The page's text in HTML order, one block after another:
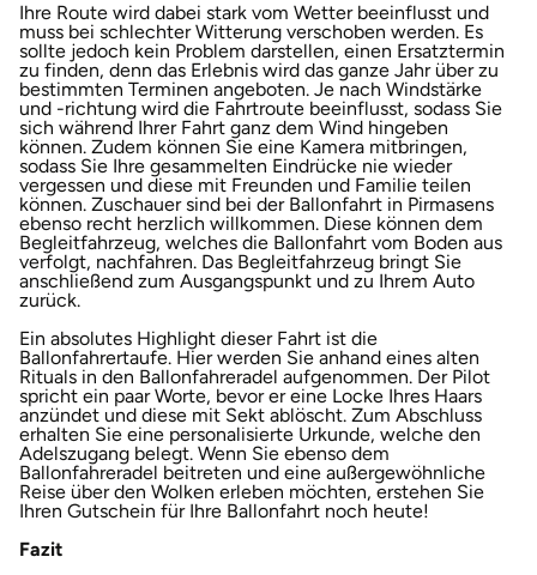
Ihre Route wird dabei stark vom Wetter beeinflusst und
muss bei schlechter Witterung verschoben werden. Es
sollte jedoch kein Problem darstellen, einen Ersatztermin
zu finden, denn das Erlebnis wird das ganze Jahr über zu
bestimmten Terminen angeboten. Je nach Windstärke
und -richtung wird die Fahrtroute beeinflusst, sodass Sie
sich während Ihrer Fahrt ganz dem Wind hingeben
können. Zudem können Sie eine Kamera mitbringen,
sodass Sie Ihre gesammelten Eindrücke nie wieder
vergessen und diese mit Freunden und Familie teilen
können. Zuschauer sind bei der Ballonfahrt in Pirmasens
ebenso recht herzlich willkommen. Diese können dem
Begleitfahrzeug, welches die Ballonfahrt vom Boden aus
verfolgt, nachfahren. Das Begleitfahrzeug bringt Sie
anschließend zum Ausgangspunkt und zu Ihrem Auto
zurück.
Ein absolutes Highlight dieser Fahrt ist die
Ballonfahrertaufe. Hier werden Sie anhand eines alten
Rituals in den Ballonfahreradel aufgenommen. Der Pilot
spricht ein paar Worte, bevor er eine Locke Ihres Haars
anzündet und diese mit Sekt ablöscht. Zum Abschluss
erhalten Sie eine personalisierte Urkunde, welche den
Adelszugang belegt. Wenn Sie ebenso dem
Ballonfahreradel beitreten und eine außergewöhnliche
Reise über den Wolken erleben möchten, erstehen Sie
Ihren Gutschein für Ihre Ballonfahrt noch heute!
Fazit
Kerken
Kiel
Koblenz
Kronach
Kulmbach
Köln
Landkreis Rostock
Landshut
Langenselbold